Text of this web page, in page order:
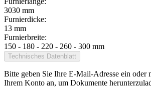
3030 mm
Furnierdicke:
13 mm
Furnierbreite:
150 - 180 - 220 - 260 - 300 mm
Technisches Datenblatt
Bitte geben Sie Ihre E-Mail-Adresse ein oder
Ihrem Konto an, um Dokumente